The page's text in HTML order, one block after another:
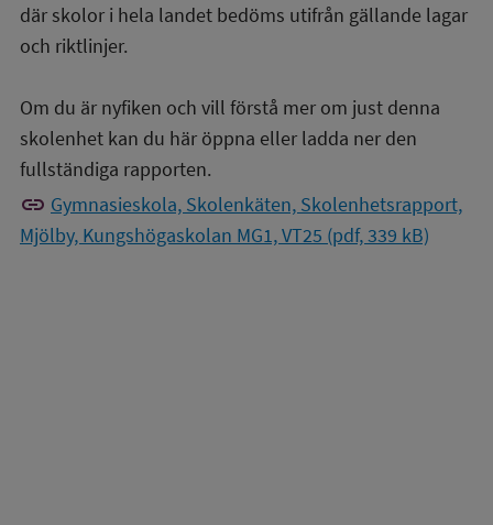
där skolor i hela landet bedöms utifrån gällande lagar
och riktlinjer.
Om du är nyfiken och vill förstå mer om just denna
skolenhet kan du här öppna eller ladda ner den
fullständiga rapporten.
link Gymnasieskola, Skolenkäten, Skolenhetsrapport,
Mjölby, Kungshögaskolan MG1, VT25 (pdf, 339 kB)